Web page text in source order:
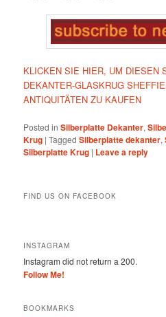
KLICKEN SIE HIER, UM DIESEN
DEKANTER-GLASKRUG
ANTIQUITÄTEN ZU KAUFEN
Posted in Silberplatte Dekanter,
Krug |Tagged Silberplatte dekanter,
Silberplatte Krug | Leave a reply
FIND US ON FACEBOOK
INSTAGRAM
Instagram did not return a 200.
Follow Me!
BOOKMARKS